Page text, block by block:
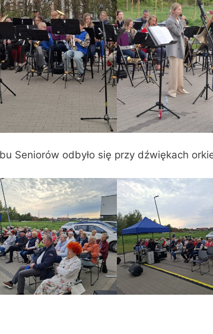
Seniorów odbyło się przy dźwiękach